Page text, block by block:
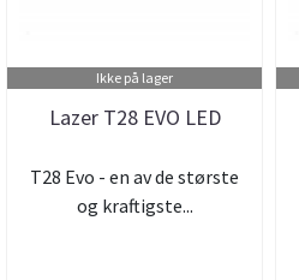
Ikke på lager
Lazer T28 EVO LED
T28 Evo - en av de største
og kraftigste...